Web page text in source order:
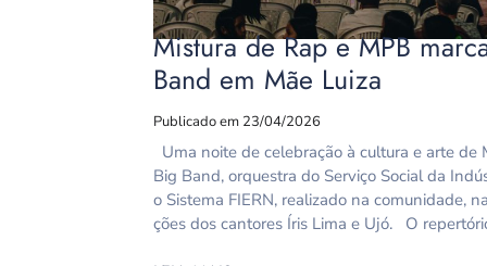
Mistura de Rap e MPB
Band em Mãe Luiza
Publicado em 23/04/2026
Uma noite de celebração à cultura e arte de
Big Band, orquestra do Serviço Social da
o Sistema FIERN, realizado na comunidade,
ções dos cantores Íris Lima e Ujó. O